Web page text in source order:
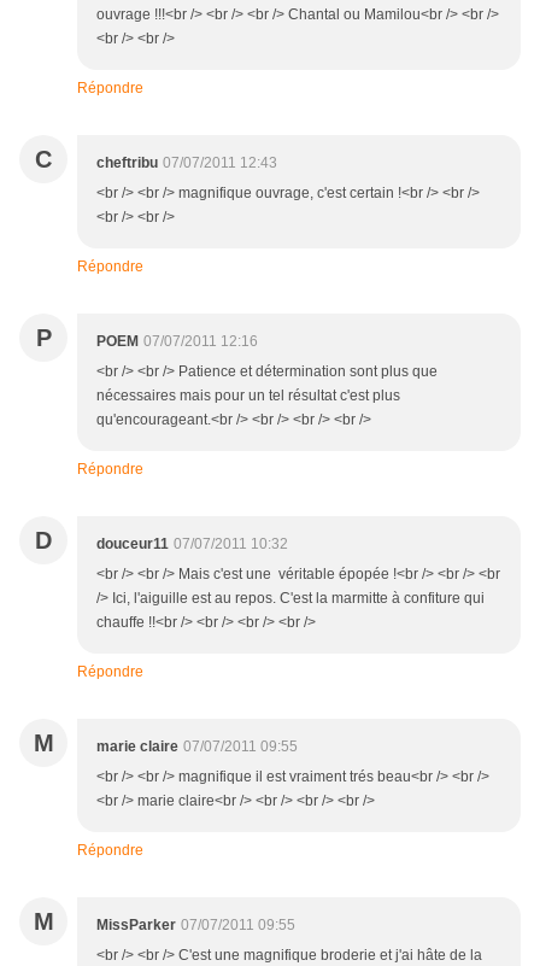
ouvrage !!!<br /> <br /> <br /> Chantal ou Mamilou<br /> <br />
<br /> <br />
Répondre
C cheftribu 07/07/2011 12:43
<br /> <br /> magnifique ouvrage, c'est certain !<br /> <br />
<br /> <br />
Répondre
P POEM 07/07/2011 12:16
<br /> <br /> Patience et détermination sont plus que
nécessaires mais pour un tel résultat c'est plus
qu'encourageant.<br /> <br /> <br /> <br />
Répondre
D douceur11 07/07/2011 10:32
<br /> <br /> Mais c'est une véritable épopée !<br /> <br /> <br
/> Ici, l'aiguille est au repos. C'est la marmitte à confiture qui
chauffe !!<br /> <br /> <br /> <br />
Répondre
M marie claire 07/07/2011 09:55
<br /> <br /> magnifique il est vraiment trés beau<br /> <br />
<br /> marie claire<br /> <br /> <br /> <br />
Répondre
M MissParker 07/07/2011 09:55
<br /> <br /> C'est une magnifique broderie et j'ai hâte de la